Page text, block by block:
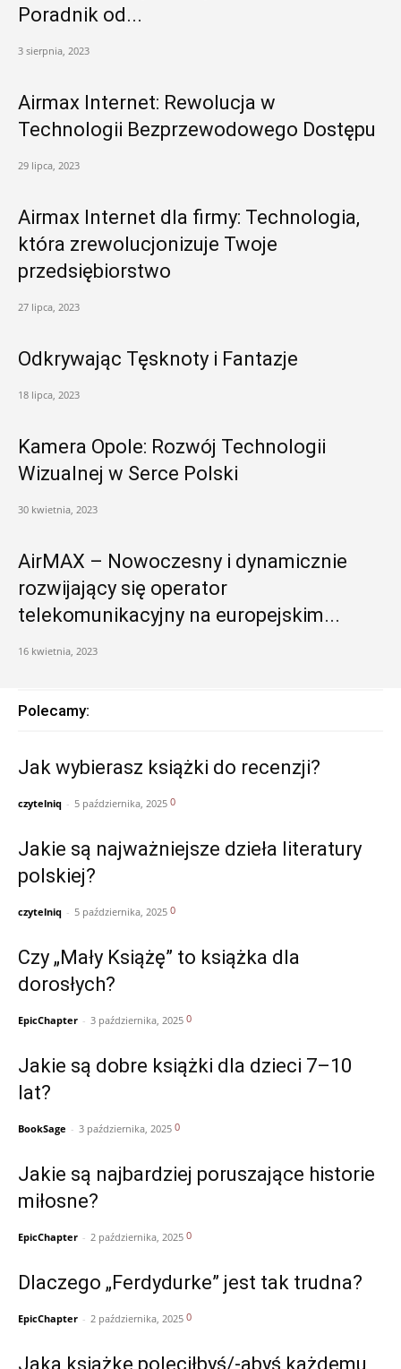
Poradnik od...
3 sierpnia, 2023
Airmax Internet: Rewolucja w
Technologii Bezprzewodowego Dostępu
29 lipca, 2023
Airmax Internet dla firmy: Technologia,
która zrewolucjonizuje Twoje
przedsiębiorstwo
27 lipca, 2023
Odkrywając Tęsknoty i Fantazje
18 lipca, 2023
Kamera Opole: Rozwój Technologii
Wizualnej w Serce Polski
30 kwietnia, 2023
AirMAX – Nowoczesny i dynamicznie
rozwijający się operator
telekomunikacyjny na europejskim...
16 kwietnia, 2023
Polecamy:
Jak wybierasz książki do recenzji?
czytelniq - 5 października, 2025 0
Jakie są najważniejsze dzieła literatury
polskiej?
czytelniq - 5 października, 2025 0
Czy „Mały Książę” to książka dla
dorosłych?
EpicChapter - 3 października, 2025 0
Jakie są dobre książki dla dzieci 7–10
lat?
BookSage - 3 października, 2025 0
Jakie są najbardziej poruszające historie
miłosne?
EpicChapter - 2 października, 2025 0
Dlaczego „Ferdydurke” jest tak trudna?
EpicChapter - 2 października, 2025 0
Jaką książkę poleciłbyś/-abyś każdemu,